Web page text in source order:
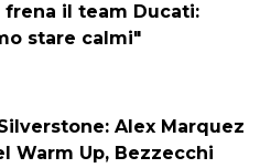
frena il team Ducati:
stare calmi"
Alex Marquez
Warm Up, Bezzecchi